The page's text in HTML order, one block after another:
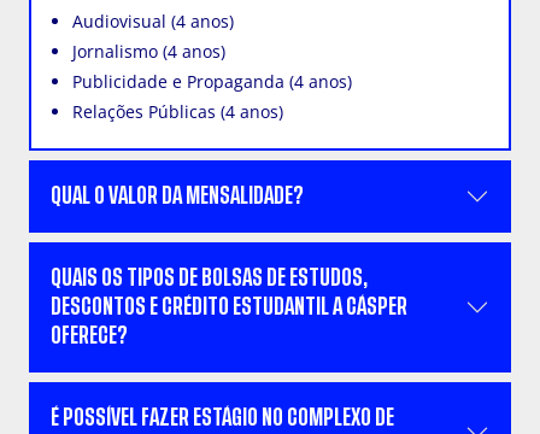
Audiovisual (4 anos)
Jornalismo (4 anos)
Publicidade e Propaganda (4 anos)
Relações Públicas (4 anos)
QUAL O VALOR DA MENSALIDADE?
QUAIS OS TIPOS DE BOLSAS DE ESTUDOS,
DESCONTOS E CRÉDITO ESTUDANTIL A CÁSPER
OFERECE?
É POSSÍVEL FAZER ESTÁGIO NO COMPLEXO DE